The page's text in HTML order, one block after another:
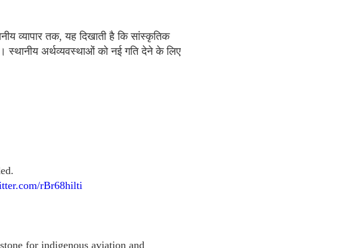
व्यापार तक, यह दिखाती है कि सांस्कृतिक
स्थानीय अर्थव्यवस्थाओं को नई गति देने के लिए
rBr68hilti
for indigenous aviation and